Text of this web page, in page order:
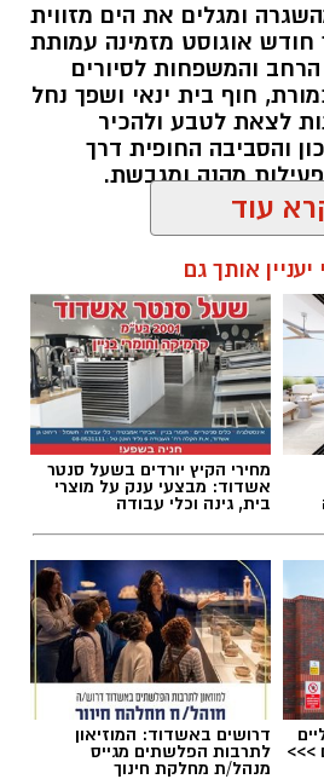
ומגלים את הים מזווית
אוגוסט מזמינה עמותת
והמשפחות לסיורים
חוף בית ינאי ושפך נחל
לצאת לטבע ולהכיר
והסביבה החופית דרך
מהנה ומגבשת.
עוד
יעניין אותך גם
מחירי הקיץ יורדים בשעל סנטר
אשדוד: מבצעי ענק על מוצרי
בית, גינה וכלי עבודה
>>>
דרושים באשדוד: המוזיאון
לתרבות הפלשתים מגייס
מנהל/ת מחלקת חינוך